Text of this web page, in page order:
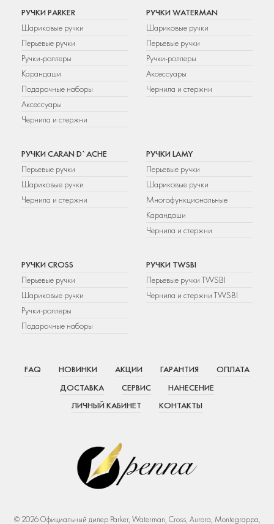
РУЧКИ PARKER
Шариковые ручки
Перьевые ручки
Ручки-роллеры
Карандаши
Подарочные наборы
Аксессуары
Чернила и стержни
РУЧКИ WATERMAN
Шариковые ручки
Перьевые ручки
Ручки-роллеры
Аксессуары
Чернила и стержни
РУЧКИ CARAN D`ACHE
Перьевые ручки
Шариковые ручки
Чернила и стержни
РУЧКИ LAMY
Перьевые ручки
Шариковые ручки
Многофункциональные
Карандаши
Чернила и стержни
РУЧКИ CROSS
Перьевые ручки
Шариковые ручки
Ручки-роллеры
Подарочные наборы
РУЧКИ TWSBI
Перьевые ручки TWSBI
Чернила и стержни TWSBI
FAQ НОВИНКИ АКЦИИ ГАРАНТИЯ
ОПЛАТА
ДОСТАВКА
СЕРВИС
НАНЕСЕНИЕ
ЛИЧНЫЙ КАБИНЕТ
КОНТАКТЫ
© 2026 Официальный дилер Parker, Waterman, Cross, Aurora, Montegrappa,